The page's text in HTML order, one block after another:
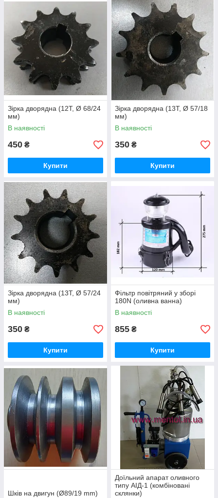
Зірка дворядна (12T, Ø 68/24
мм)
В наявності
450 ₴
Купити
Зірка дворядна (13Т, Ø 57/18
мм)
В наявності
350 ₴
Купити
Зірка дворядна (13Т, Ø 57/24
мм)
В наявності
350 ₴
Купити
Фільтр повітряний у зборі
180N (оливна ванна)
В наявності
855 ₴
Купити
Шків на двигун (Ø89/19 mm)
Доїльний апарат оливного
типу АІД-1 (комбіновані
склянки)